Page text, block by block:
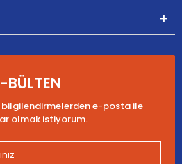
BÜLTEN
bilgilendirmelerden e-posta ile
olmak istiyorum.